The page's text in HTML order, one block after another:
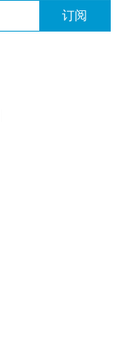
订阅